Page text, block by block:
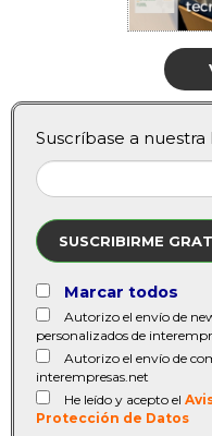
Suscríbase a
SUSCRIBIRME
Marcar todos
Autorizo el envío de
personalizados de
Autorizo el envío de
interempresas.net
He leído y acepto el
Protección de Datos